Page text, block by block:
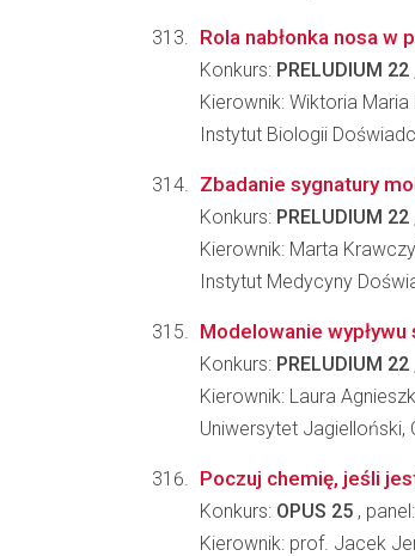
Rola nabłonka nosa
Konkurs: PRELUDIUM 22
Kierownik: Wiktoria
Instytut Biologii
Zbadanie sygnatury
Konkurs: PRELUDIUM 22
Kierownik: Marta
Instytut Medycyny
Modelowanie
Konkurs: PRELUDIUM 22
Kierownik: Laura
Uniwersytet Jagielloński,
Poczuj chemię, jeśli
Konkurs: OPUS 25 , panel:
Kierownik: prof. Jacek